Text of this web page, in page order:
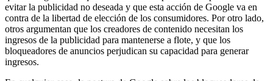
evitar la publicidad no deseada y que esta acción de Google va en
contra de la libertad de elección de los consumidores. Por otro lado,
otros argumentan que los creadores de contenido necesitan los
ingresos de la publicidad para mantenerse a flote, y que los
bloqueadores de anuncios perjudican su capacidad para generar
ingresos.